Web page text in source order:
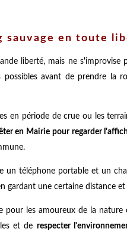
sauvage en toute
liberté, mais ne
possibles avant de prendre la
en période de crue ou les
en Mairie pour regarder
téléphone portable et un
gardant une certaine distance
pour les amoureux de la
et de respecter